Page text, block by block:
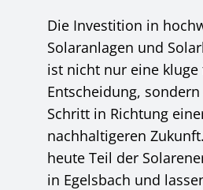
Die Investition in
Solaranlagen und
ist nicht nur eine
Entscheidung,
Schritt in Richtung
nachhaltigeren
heute Teil der
in Egelsbach und